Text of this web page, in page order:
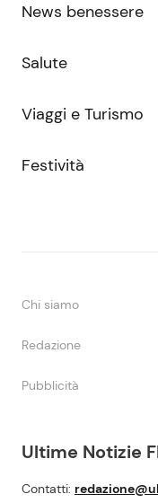
Ultime Notizie
Contatti:
News benessere
Salute
Viaggi e Turismo
Festività
Chi siamo
Redazione
Pubblicità